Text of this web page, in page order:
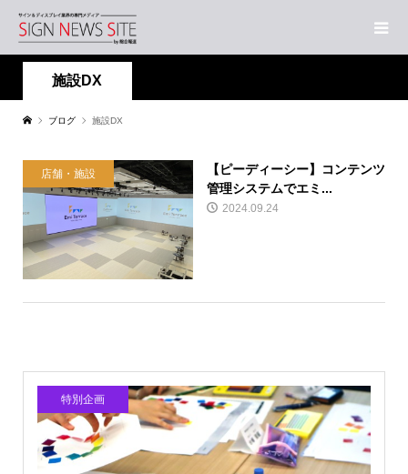
施設DX
ブログ 施設DX
店舗・施設
【ピーディーシー】コンテンツ
管理システムでエミ...
2024.09.24
特別企画